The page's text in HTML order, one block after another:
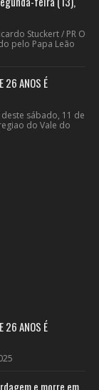
Stuckert / PR O
pelo Papa Leão
26 ANOS É
sábado, 11 de
do Vale do
26 ANOS É
e morre em